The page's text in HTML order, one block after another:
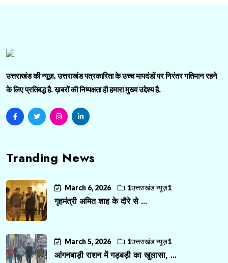
उत्तराखंड की न्यूज़, उत्तराखंड पत्रकारिता के उच्च मापदंडों पर निरंतर गतिमान रहने
के लिए प्रतिबद्ध है. ख़बरों की निष्पक्षता ही हमारा मुख्य उद्देश्य है.
Tranding News
March 6, 2026 1उत्तराखंड न्यूज़1
गृहमंत्री अमित शाह के दौरे से ...
March 5, 2026 1उत्तराखंड न्यूज़1
आंगनबाड़ी राशन में गड़बड़ी का खुलासा, ...